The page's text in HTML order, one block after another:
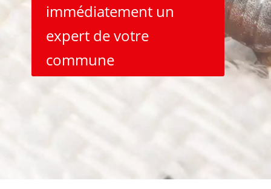
immédiatement un
expert de votre
commune